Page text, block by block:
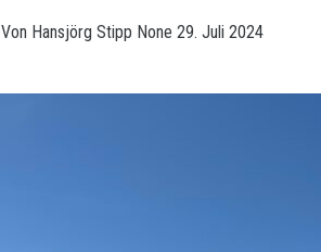
Von Hansjörg Stipp None 29. Juli 2024